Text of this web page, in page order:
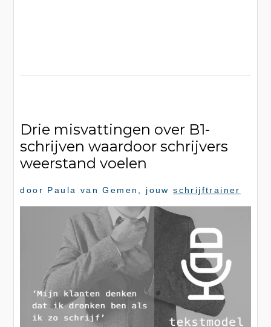
Drie misvattingen over B1-
schrijven waardoor schrijvers
weerstand voelen
door Paula van Gemen , jouwschrijftrainer